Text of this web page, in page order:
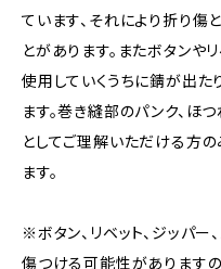
ています、それにより折り傷
とがあります。またボタンや
使用していくうちに錆が出た
ます。巻き縫部のパンク、ほ
としてご理解いただける方
ます。
※ボタン、リベット、ジッパ
傷つける可能性があります